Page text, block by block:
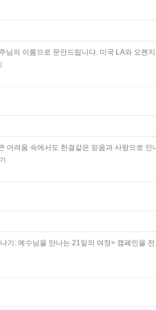
님의 이름으로 문안드립니다. 미국 LA와 오렌
어려움 속에서도 한결같은 믿음과 사랑으로 인
기: 예수님을 만나는 21일의 여정> 캠페인을 전